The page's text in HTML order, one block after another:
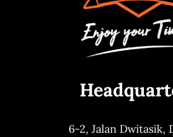
6-2, Jalan Dwitasik,